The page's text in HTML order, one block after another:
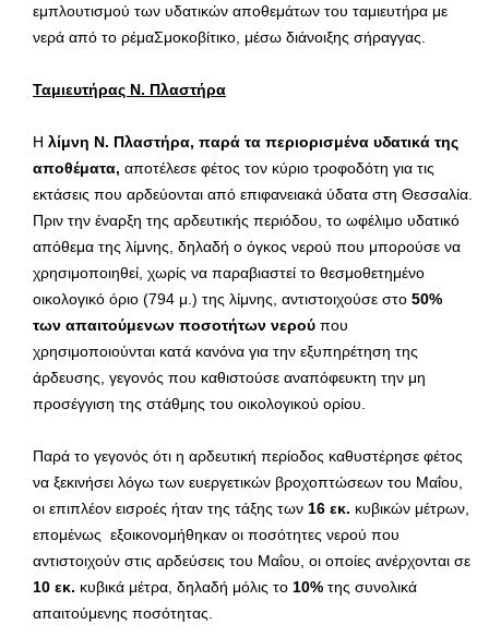
εμπλουτισμού των υδατικών αποθεμάτων του ταμιευτήρα με
νερά από το ρέμαΣμοκοβίτικο, μέσω διάνοιξης σήραγγας.
Ταμιευτήρας Ν. Πλαστήρα
Η λίμνη Ν. Πλαστήρα, παρά τα περιορισμένα υδατικά της
αποθέματα, αποτέλεσε φέτος τον κύριο τροφοδότη για τις
εκτάσεις που αρδεύονται από επιφανειακά ύδατα στη Θεσσαλία.
Πριν την έναρξη της αρδευτικής περιόδου, το ωφέλιμο υδατικό
απόθεμα της λίμνης, δηλαδή ο όγκος νερού που μπορούσε να
χρησιμοποιηθεί, χωρίς να παραβιαστεί το θεσμοθετημένο
οικολογικό όριο (794 μ.) της λίμνης, αντιστοιχούσε στο 50%
των απαιτούμενων ποσοτήτων νερού που
χρησιμοποιούνται κατά κανόνα για την εξυπηρέτηση της
άρδευσης, γεγονός που καθιστούσε αναπόφευκτη την μη
προσέγγιση της στάθμης του οικολογικού ορίου.
Παρά το γεγονός ότι η αρδευτική περίοδος καθυστέρησε φέτος
να ξεκινήσει λόγω των ευεργετικών βροχοπτώσεων του Μαΐου,
οι επιπλέον εισροές ήταν της τάξης των 16 εκ. κυβικών μέτρων,
επομένως εξοικονομήθηκαν οι ποσότητες νερού που
αντιστοιχούν στις αρδεύσεις του Μαΐου, οι οποίες ανέρχονται σε
10 εκ. κυβικά μέτρα, δηλαδή μόλις το 10% της συνολικά
απαιτούμενης ποσότητας.